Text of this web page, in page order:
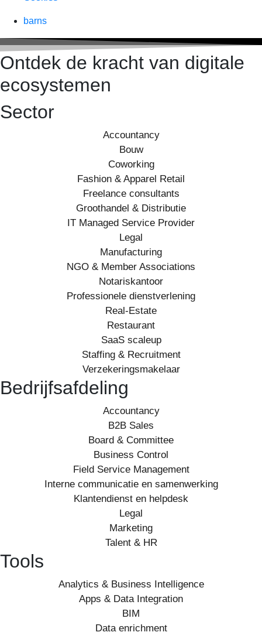
barns
Ontdek de kracht van digitale
ecosystemen
Sector
Accountancy
Bouw
Coworking
Fashion & Apparel Retail
Freelance consultants
Groothandel & Distributie
IT Managed Service Provider
Legal
Manufacturing
NGO & Member Associations
Notariskantoor
Professionele dienstverlening
Real-Estate
Restaurant
SaaS scaleup
Staffing & Recruitment
Verzekeringsmakelaar
Bedrijfsafdeling
Accountancy
B2B Sales
Board & Committee
Business Control
Field Service Management
Interne communicatie en samenwerking
Klantendienst en helpdesk
Legal
Marketing
Talent & HR
Tools
Analytics & Business Intelligence
Apps & Data Integration
BIM
Data enrichment